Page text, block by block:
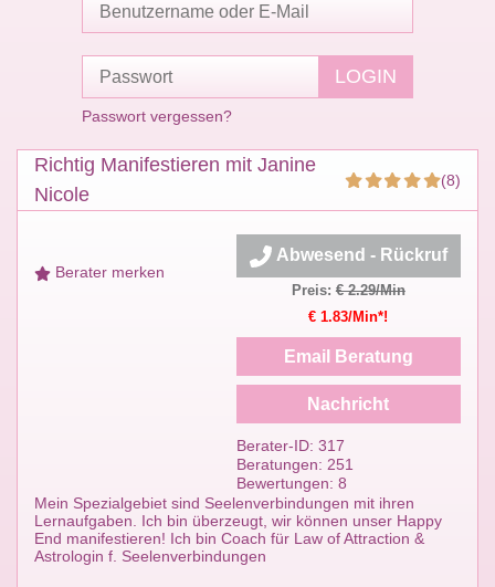
Passwort vergessen?
Richtig Manifestieren mit Janine
Nicole
(8)
Berater merken
Mein Spezialgebiet sind Seelenverbindungen mit ihren
Lernaufgaben. Ich bin überzeugt, wir können unser Happy
End manifestieren! Ich bin Coach für Law of Attraction &
Astrologin f. Seelenverbindungen
Abwesend - Rückruf
Preis:€ 2.29/Min
€ 1.83/Min*!
Email Beratung
Nachricht
Berater-ID: 317
Beratungen: 251
Bewertungen: 8